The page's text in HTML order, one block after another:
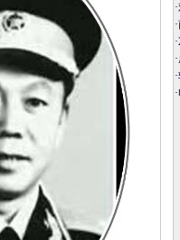
·
·
·
·
·
·